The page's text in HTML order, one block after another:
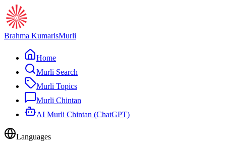
Brahma KumarisMurli
Home
Murli Search
Murli Topics
Murli Chintan
AI Murli Chintan (ChatGPT)
Languages